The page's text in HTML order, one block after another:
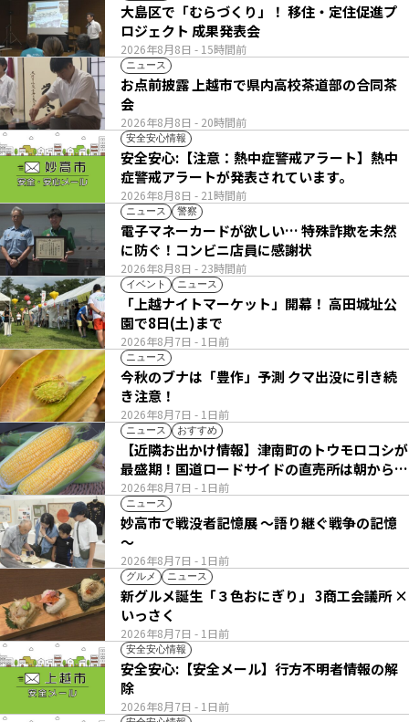
2026年8月8日 - 15時間前
大島区で「むらづくり」！ 移住・定住促進プ
ロジェクト 成果発表会
ニュース
2026年8月8日 - 20時間前
お点前披露 上越市で県内高校茶道部の合同茶
会
安全安心情報
2026年8月8日 - 21時間前
安全安心:【注意：熱中症警戒アラート】熱中
症警戒アラートが発表されています。
ニュース 警察
2026年8月8日 - 23時間前
電子マネーカードが欲しい… 特殊詐欺を未然
に防ぐ！コンビニ店員に感謝状
イベント ニュース
2026年8月7日 - 1日前
「上越ナイトマーケット」開幕！ 高田城址公
園で8日(土)まで
ニュース
2026年8月7日 - 1日前
今秋のブナは「豊作」予測 クマ出没に引き続
き注意！
ニュース おすすめ
2026年8月7日 - 1日前
【近隣お出かけ情報】津南町のトウモロコシが
最盛期！国道ロードサイドの直売所は朝から長
い列
ニュース
2026年8月7日 - 1日前
妙高市で戦没者記憶展 ～語り継ぐ戦争の記憶
～
グルメ ニュース
2026年8月7日 - 1日前
新グルメ誕生「３色おにぎり」 3商工会議所 ×
いっさく
安全安心情報
2026年8月7日 - 1日前
安全安心:【安全メール】行方不明者情報の解
除